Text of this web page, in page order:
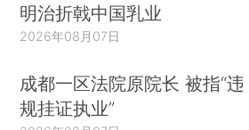
明治折戟中国乳业
2026年08月07日
成都一区法院原院长 被指“违
规挂证执业”